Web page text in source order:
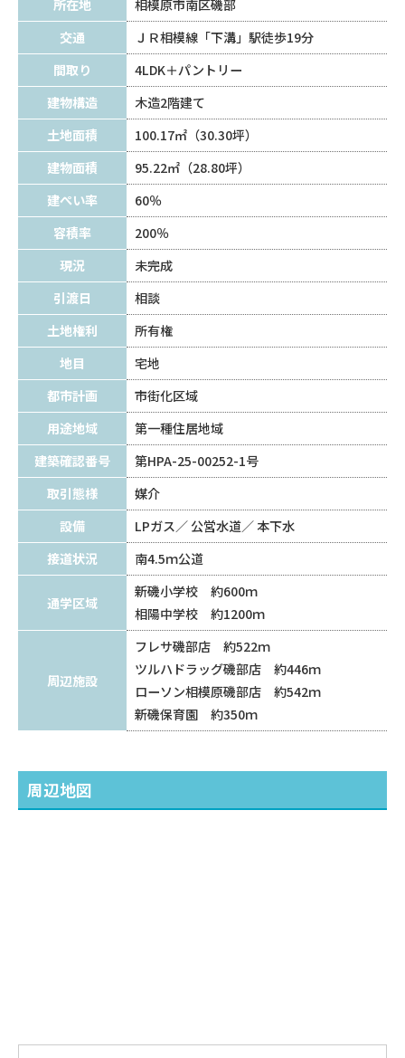
所在地
相模原市南区磯部
交通
ＪＲ相模線「下溝」駅徒歩19分
間取り
4LDK＋パントリー
建物構造
木造2階建て
土地面積
100.17㎡（30.30坪）
建物面積
95.22㎡（28.80坪）
建ぺい率
60％
容積率
200％
現況
未完成
引渡日
相談
土地権利
所有権
地目
宅地
都市計画
市街化区域
用途地域
第一種住居地域
建築確認番号
第HPA-25-00252-1号
取引態様
媒介
設備
LPガス 公営水道
本下水
接道状況
南4.5ｍ公道
通学区域
新磯小学校 約600ｍ
相陽中学校 約1200ｍ
周辺施設
フレサ磯部店 約522ｍ
ツルハドラッグ磯部店 約446ｍ
ローソン相模原磯部店 約542ｍ
新磯保育園 約350ｍ
周辺地図